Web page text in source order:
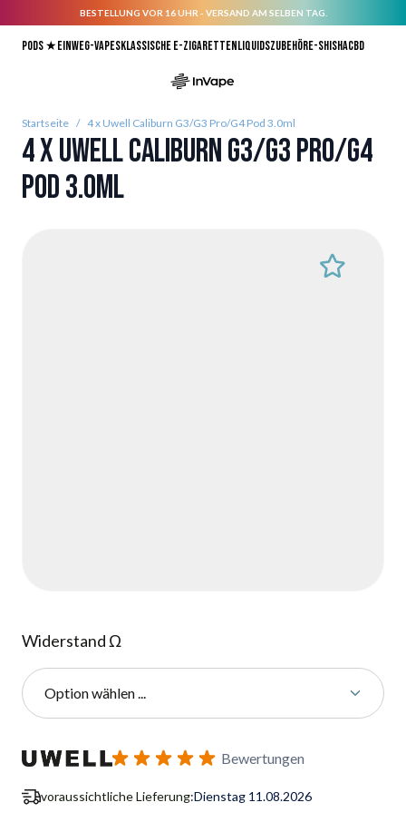
BESTELLUNG VOR 16 UHR - VERSAND AM SELBEN TAG.
Pods ★Einweg-VapesKlassische E-ZigarettenLiquidsZubehörE-ShishaCBD
Startseite / 4 x Uwell Caliburn G3/G3 Pro/G4 Pod 3.0ml
4 x Uwell Caliburn G3/G3 Pro/G4
Pod 3.0ml
Widerstand Ω
Option wählen ...
Benachrichtigungsformular für Wiederverfügbarkeit
Bewertungen
voraussichtliche Lieferung:Dienstag 11.08.2026